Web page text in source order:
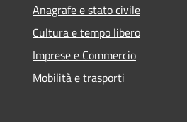
Anagrafe e stato civile
Cultura e tempo libero
Imprese e Commercio
Mobilità e trasporti